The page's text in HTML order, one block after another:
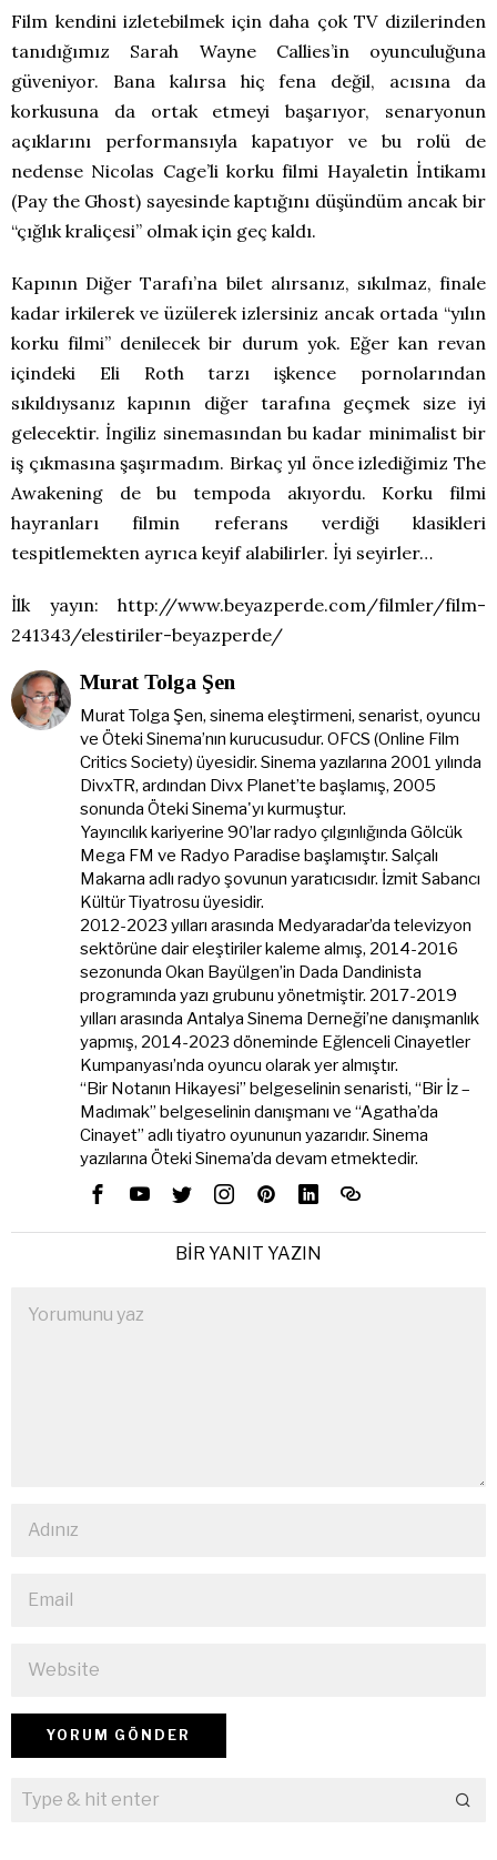
Film kendini izletebilmek için daha çok TV dizilerinden
tanıdığımız Sarah Wayne Callies’in oyunculuğuna
güveniyor. Bana kalırsa hiç fena değil, acısına da
korkusuna da ortak etmeyi başarıyor, senaryonun
açıklarını performansıyla kapatıyor ve bu rolü de
nedense Nicolas Cage’li korku filmi Hayaletin İntikamı
(Pay the Ghost) sayesinde kaptığını düşündüm ancak bir
“çığlık kraliçesi” olmak için geç kaldı.
Kapının Diğer Tarafı’na bilet alırsanız, sıkılmaz, finale
kadar irkilerek ve üzülerek izlersiniz ancak ortada “yılın
korku filmi” denilecek bir durum yok. Eğer kan revan
içindeki Eli Roth tarzı işkence pornolarından
sıkıldıysanız kapının diğer tarafına geçmek size iyi
gelecektir. İngiliz sinemasından bu kadar minimalist bir
iş çıkmasına şaşırmadım. Birkaç yıl önce izlediğimiz The
Awakening de bu tempoda akıyordu. Korku filmi
hayranları filmin referans verdiği klasikleri
tespitlemekten ayrıca keyif alabilirler. İyi seyirler…
İlk yayın: http://www.beyazperde.com/filmler/film-
241343/elestiriler-beyazperde/
Murat Tolga Şen
Murat Tolga Şen, sinema eleştirmeni, senarist, oyuncu
ve Öteki Sinema’nın kurucusudur. OFCS (Online Film
Critics Society) üyesidir. Sinema yazılarına 2001 yılında
DivxTR, ardından Divx Planet’te başlamış, 2005
sonunda Öteki Sinema'yı kurmuştur.
Yayıncılık kariyerine 90’lar radyo çılgınlığında Gölcük
Mega FM ve Radyo Paradise başlamıştır. Salçalı
Makarna adlı radyo şovunun yaratıcısıdır. İzmit Sabancı
Kültür Tiyatrosu üyesidir.
2012-2023 yılları arasında Medyaradar’da televizyon
sektörüne dair eleştiriler kaleme almış, 2014-2016
sezonunda Okan Bayülgen’in Dada Dandinista
programında yazı grubunu yönetmiştir. 2017-2019
yılları arasında Antalya Sinema Derneği’ne danışmanlık
yapmış, 2014-2023 döneminde Eğlenceli Cinayetler
Kumpanyası’nda oyuncu olarak yer almıştır.
“Bir Notanın Hikayesi” belgeselinin senaristi, “Bir İz –
Madımak” belgeselinin danışmanı ve “Agatha’da
Cinayet” adlı tiyatro oyununun yazarıdır. Sinema
yazılarına Öteki Sinema’da devam etmektedir.
BIR YANIT YAZIN